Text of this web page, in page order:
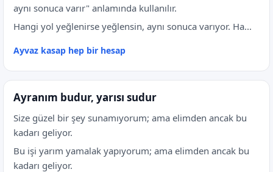
aynı sonuca varır" anlamında kullanılır.
Hangi yol yeğlenirse yeğlensin, aynı sonuca varıyor. Ha...
Ayvaz kasap hep bir hesap
Ayranım budur, yarısı sudur
Size güzel bir şey sunamıyorum; ama elimden ancak bu
kadarı geliyor.
Bu işi yarım yamalak yapıyorum; ama elimden ancak bu
kadarı geliyor.